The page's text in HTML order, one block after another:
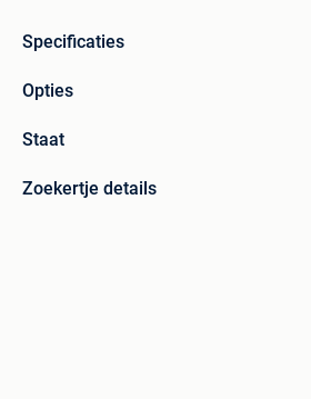
Specificaties
Opties
Staat
Zoekertje details